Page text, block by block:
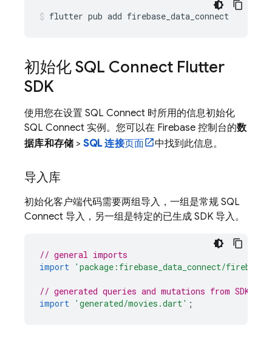
flutter pub add firebase_data_connect
初始化SQL Connect Flutter
SDK
使用您在设置 SQL Connect 时所用的信息初始化
SQL Connect 实例。您可以在 Firebase 控制台的数
据库和存储 >SQL 连接页面 中找到此信息。
导入库
初始化客户端代码需要两组导入，一组是常规 SQL
Connect 导入，另一组是特定的已生成 SDK 导入。
// general imports
import 'package:firebase_data_connect/
// generated queries and mutations from SDK
import 'generated/movies.dart' ;